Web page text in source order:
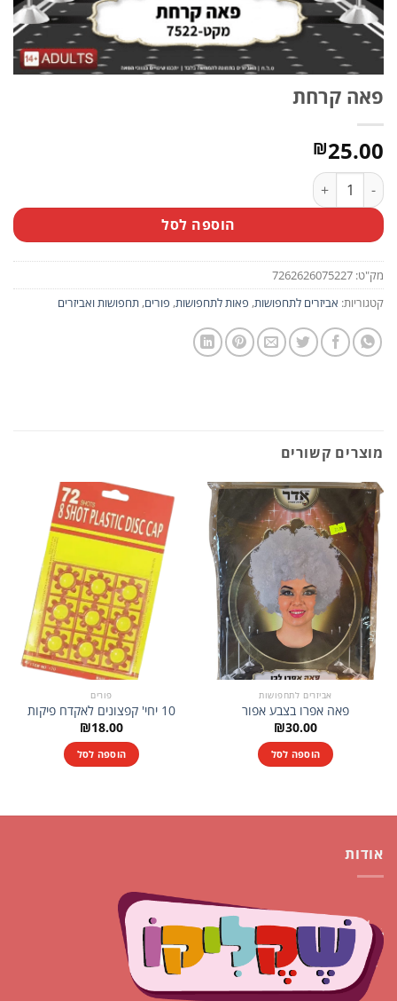
פאה קרחת
₪25.00
כמות של פאה קרחת
הוספה לסל
מק"ט: 7262626075227
קטגוריות: אביזרים לתחפושות, פאות לתחפושות, פורים, תחפושות ואביזרים
מוצרים קשורים
אביזרים לתחפושות
פאה אפרו בצבע אפור
₪30.00
הוספה לסל
פורים
10 יחי' קפצונים לאקדח פיקות
₪18.00
הוספה לסל
אודות